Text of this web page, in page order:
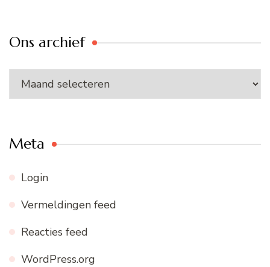
Ons archief
Ons
archief
Meta
Login
Vermeldingen feed
Reacties feed
WordPress.org